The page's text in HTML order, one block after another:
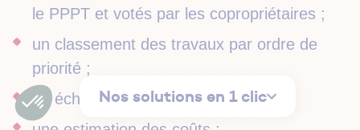
le PPPT et votés par les copropriétaires ;
un classement des travaux par ordre de
priorité ;
un échéancier de réalisation ;
Nos solutions en 1 clic